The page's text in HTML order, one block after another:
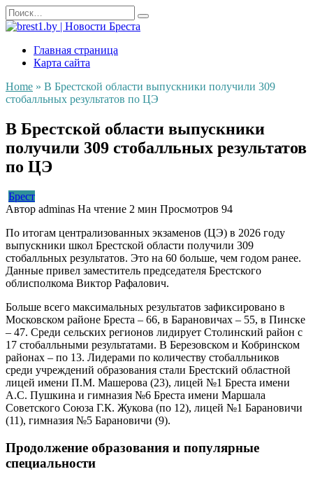
Перейти
к
содержанию
Search
for:
Главная страница
Карта сайта
Home » В Брестской области выпускники получили 309
стобалльных результатов по ЦЭ
В Брестской области выпускники
получили 309 стобалльных результатов
по ЦЭ
Брест
Автор adminas На чтение 2 мин Просмотров 94
По итогам централизованных экзаменов (ЦЭ) в 2026 году
выпускники школ Брестской области получили 309
стобалльных результатов. Это на 60 больше, чем годом ранее.
Данные привел заместитель председателя Брестского
облисполкома Виктор Рафалович.
Больше всего максимальных результатов зафиксировано в
Московском районе Бреста – 66, в Барановичах – 55, в Пинске
– 47. Среди сельских регионов лидирует Столинский район с
17 стобалльными результатами. В Березовском и Кобринском
районах – по 13. Лидерами по количеству стобалльников
среди учреждений образования стали Брестский областной
лицей имени П.М. Машерова (23), лицей №1 Бреста имени
А.С. Пушкина и гимназия №6 Бреста имени Маршала
Советского Союза Г.К. Жукова (по 12), лицей №1 Барановичи
(11), гимназия №5 Барановичи (9).
Продолжение образования и популярные
специальности